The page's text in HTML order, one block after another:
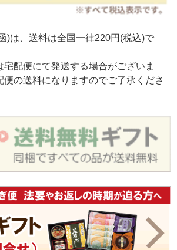
)は、送料は全国一律220円(税込)で
宅配便にて発送する場合がございま
の送料になりますのでご了承くださ